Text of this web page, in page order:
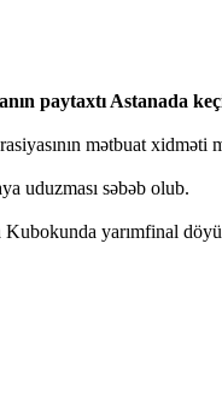
paytaxtı Astanada
mətbuat xidməti
uduzması səbəb olub.
yarımfinal